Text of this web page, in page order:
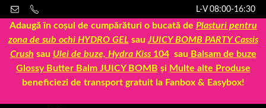
L-V 08:00-16:30
Adaugă în coșul de cumpărături o bucată de Plasturi pentru
zona de sub ochi HYDRO GEL sau JUICY BOMB PARTY Cassis
Crush sau Ulei de buze, Hydra Kiss 104sau Balsam de buze
Glossy Butter Balm JUICY BOMB și Multe alte Produse
beneficiezi de transport gratuit la Fanbox & Easybox!